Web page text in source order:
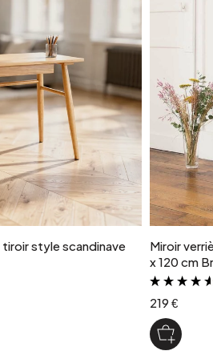
tiroir style scandinave
Miroir
x 120 cm
219 €